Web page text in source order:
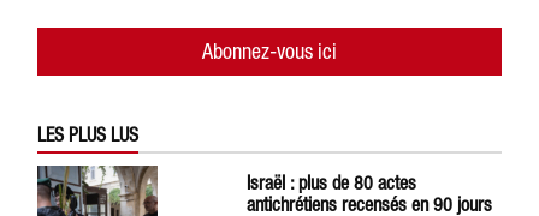
Abonnez-vous ici
LES PLUS LUS
Israël : plus de 80 actes
antichrétiens recensés en 90 jours